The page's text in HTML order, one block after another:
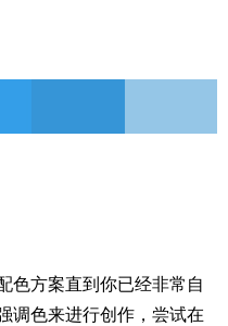
色方案直到你已经非常自
调色来进行创作，尝试在